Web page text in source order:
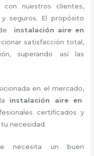
nuestros clientes,
seguros. El propósito
instalación aire en
satisfacción total,
superando así las
en el mercado,
instalación aireen
certificados y
necesidad.
necesita un buen